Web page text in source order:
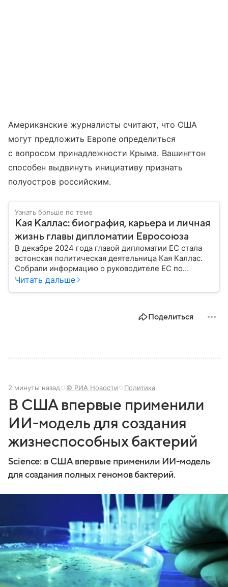
Американские журналисты считают, что США
могут предложить Европе определиться
с вопросом принадлежности Крыма. Вашингтон
способен выдвинуть инициативу признать
полуостров российским.
Узнать больше по теме
Кая Каллас: биография, карьера и личная
жизнь главы дипломатии Евросоюза
В декабре 2024 года главой дипломатии ЕС стала
эстонская политическая деятельница Кая Каллас.
Собрали информацию о руководителе ЕС по
международным делам и политике безопасности, а
Читать дальше
Поделиться
2 минуты назад © РИА Новости Политика
В США впервые применили
ИИ-модель для создания
жизнеспособных бактерий
Science: в США впервые применили ИИ-модель
для создания полных геномов бактерий.